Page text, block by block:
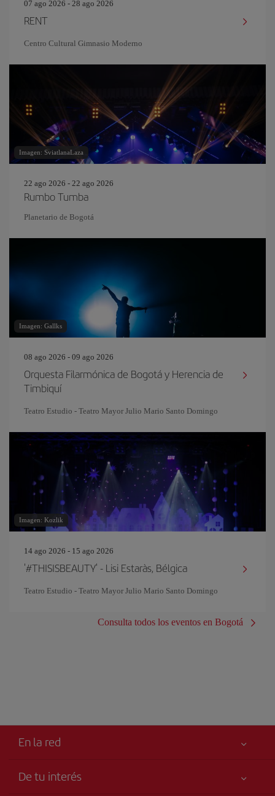
07 ago 2026 - 28 ago 2026
RENT
Centro Cultural Gimnasio Moderno
Imagen: SviatlanaLaza
22 ago 2026 - 22 ago 2026
Rumbo Tumba
Planetario de Bogotá
Imagen: Gallks
08 ago 2026 - 09 ago 2026
Orquesta Filarmónica de Bogotá y Herencia de
Timbiquí
Teatro Estudio - Teatro Mayor Julio Mario Santo Domingo
Imagen: Kozlik
14 ago 2026 - 15 ago 2026
'#THISISBEAUTY' - Lisi Estaràs, Bélgica
Teatro Estudio - Teatro Mayor Julio Mario Santo Domingo
Consulta todos los eventos en Bogotá
En la red
De tu interés